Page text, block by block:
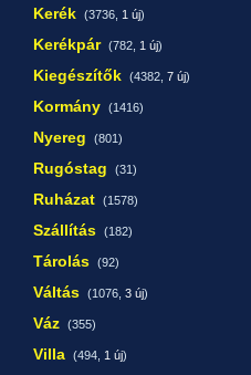
Kerék (3736, 1 új)
Kerékpár (782, 1 új)
Kiegészítők (4382, 7 új)
Kormány (1416)
Nyereg (801)
Rugóstag (31)
Ruházat (1578)
Szállítás (182)
Tárolás (92)
Váltás (1076, 3 új)
Váz (355)
Villa (494, 1 új)